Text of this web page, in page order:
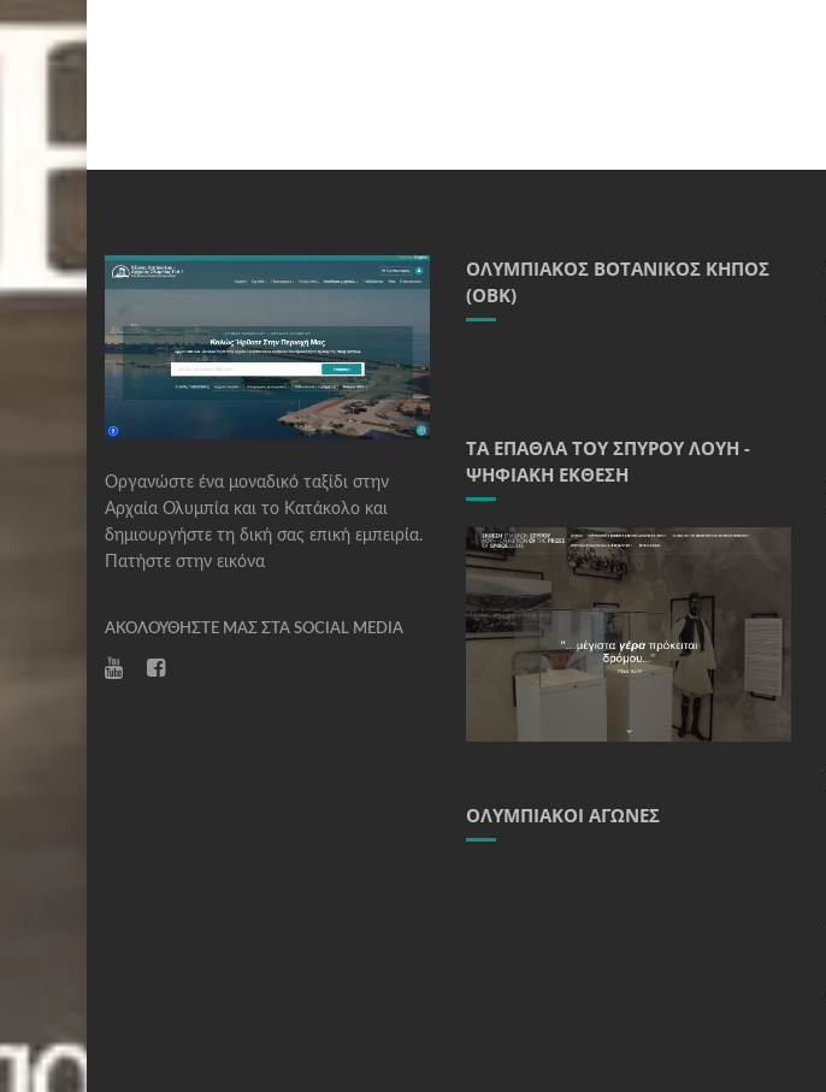
Οργανώστε ένα μοναδικό ταξίδι στην
Αρχαία Ολυμπία και το Κατάκολο και
δημιουργήστε τη δική σας επική εμπειρία.
Πατήστε στην εικόνα
ΑΚΟΛΟΥΘΉΣΤΕ ΜΑΣ ΣΤΑ SOCIAL MEDIA
ΟΛΥΜΠΙΑΚΌΣ ΒΟΤΑΝΙΚΌΣ ΚΉΠΟΣ
(ΟΒΚ)
ΤΑ ΈΠΑΘΛΑ ΤΟΥ ΣΠΎΡΟΥ ΛΟΎΗ -
ΨΗΦΙΑΚΉ ΈΚΘΕΣΗ
ΟΛΥΜΠΙΑΚΟΊ ΑΓΏΝΕΣ